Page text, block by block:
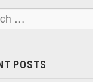
POSTS